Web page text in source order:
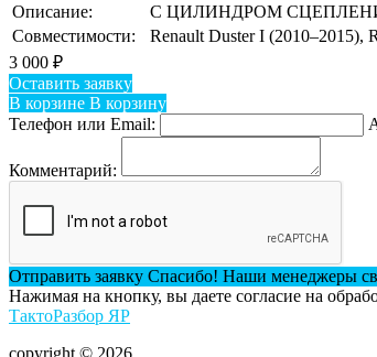
Описание:
С ЦИЛИНДРОМ
Совместимости:
Renault Duster I (2010–2015),
3 000 ₽
Оставить заявку
В корзине В корзину
Телефон или Email:
Комментарий:
Отправить заявку Спасибо! Наши менеджеры
Нажимая на кнопку, вы даете согласие на
ТактоРазбор ЯР
copyright © 2026